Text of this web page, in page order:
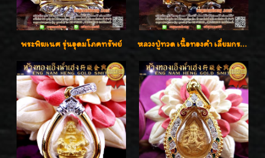
พระพิฆเนศ รุ่นอุดมโภคทรัพย์ หลวงปู่ทวด เนื้อทองคำ เลี่ยมกรอบทองคำประดับเพชรแท้และพลอยนพเก้า น่ารักมากๆค่ะ